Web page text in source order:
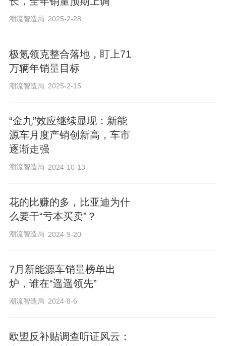
记者 张冰 董怡楠
设计 任婉晴
编辑 杨娟娟
来阅读我的更多文章吧
张冰
贝壳财经记者
记者主页
董怡楠
贝壳财经记者
潮流智造局 2025-2-28
极氪领克整合落地，盯上71
万辆年销量目标
潮流智造局 2025-2-15
“金九”效应继续显现：新能
源车月度产销创新高，车市
逐渐走强
潮流智造局 2024-10-13
花的比赚的多，比亚迪为什
么要干“亏本买卖”？
潮流智造局 2024-9-20
7月新能源车销量榜单出
炉，谁在“遥遥领先”
潮流智造局 2024-8-6
欧盟反补贴调查听证风云：